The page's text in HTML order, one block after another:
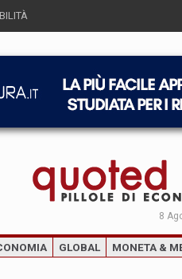
8
GLOBAL MONETA &